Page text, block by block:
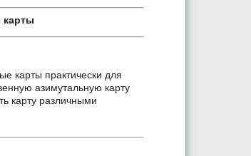
карты
карты практически для
азимутальную карту
карту различными